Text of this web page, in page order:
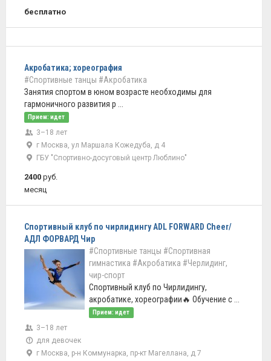
бесплатно
Акробатика; хореография
#Спортивные танцы #Акробатика
Занятия спортом в юном возрасте необходимы для
гармоничного развития р ...
Прием: идет
3–18 лет
г Москва, ул Маршала Кожедуба, д 4
ГБУ "Спортивно-досуговый центр Люблино"
2400 руб.
месяц
Спортивный клуб по чирлидингу ADL FORWARD Cheer/
АДЛ ФОРВАРД Чир
#Спортивные танцы #Спортивная
гимнастика #Акробатика #Черлидинг,
чир-спорт
Спортивный клуб по Чирлидингу,
акробатике, хореографии🔥 Обучение с ...
Прием: идет
3–18 лет
для девочек
г Москва, р-н Коммунарка, пр-кт Магеллана, д 7